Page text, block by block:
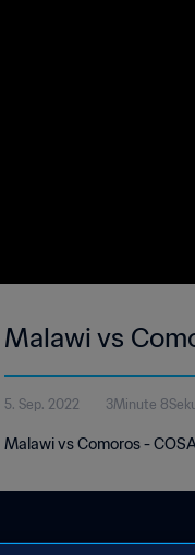
Malawi vs
5. Sep. 2022 3Minute
Malawi vs Comoros -